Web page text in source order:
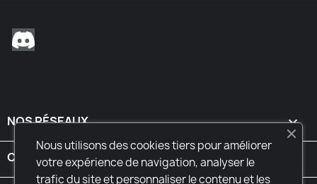
NOS RÉSEAUX 
CONDITIONS
Nous utilisons des cookies tiers pour améliorer
votre expérience de navigation, analyser le
trafic du site et personnaliser le contenu et les